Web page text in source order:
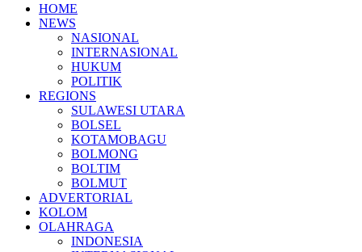
HOME
NEWS
NASIONAL
INTERNASIONAL
HUKUM
POLITIK
REGIONS
SULAWESI UTARA
BOLSEL
KOTAMOBAGU
BOLMONG
BOLTIM
BOLMUT
ADVERTORIAL
KOLOM
OLAHRAGA
INDONESIA